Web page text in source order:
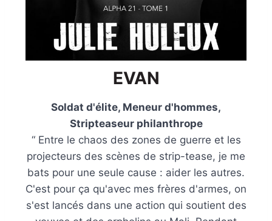
EVAN
Soldat d'élite, Meneur d'hommes,
Stripteaseur philanthrope
“ Entre le chaos des zones de guerre et les
projecteurs des scènes de strip-tease, je me
bats pour une seule cause : aider les autres.
C'est pour ça qu'avec mes frères d'armes, on
s'est lancés dans une action qui soutient des